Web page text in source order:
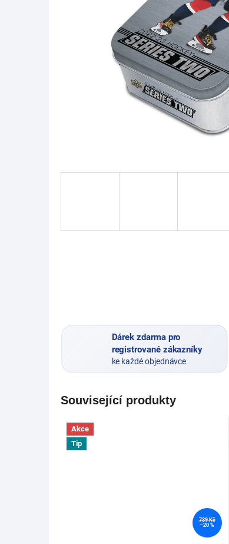
Dárek zdarma pro
registrované zákazníky
ke každé objednávce
Související produkty
Akce
Tip
739 Kč
–20 %